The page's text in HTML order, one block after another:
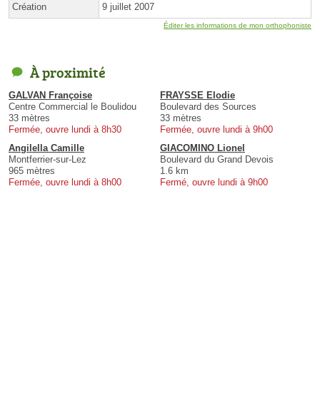
Création 9 juillet 2007
Éditer les informations de mon orthophoniste
À proximité
GALVAN Françoise
Centre Commercial le Boulidou
33 mètres
Fermée, ouvre lundi à 8h30
FRAYSSE Elodie
Boulevard des Sources
33 mètres
Fermée, ouvre lundi à 9h00
Angilella Camille
Montferrier-sur-Lez
965 mètres
Fermée, ouvre lundi à 8h00
GIACOMINO Lionel
Boulevard du Grand Devois
1.6 km
Fermé, ouvre lundi à 9h00